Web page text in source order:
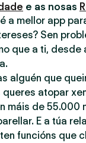
e as nosas
a mellor app
Sen
que a ti,
alguén que
queres atopar
máis de 55.000
E a túa
funcións que